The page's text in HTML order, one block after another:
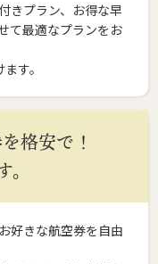
きプラン、お得な早
て最適なプランをお
す。
格安で！
好きな航空券を自由